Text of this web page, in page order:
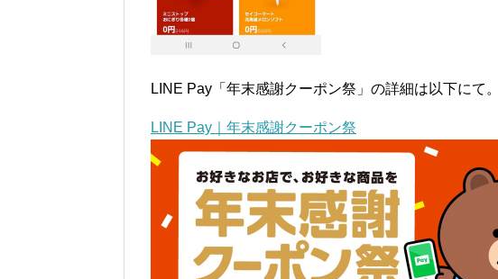
LINE Pay「年末感謝クーポン祭」の詳細は以下にて。
LINE Pay｜年末感謝クーポン祭